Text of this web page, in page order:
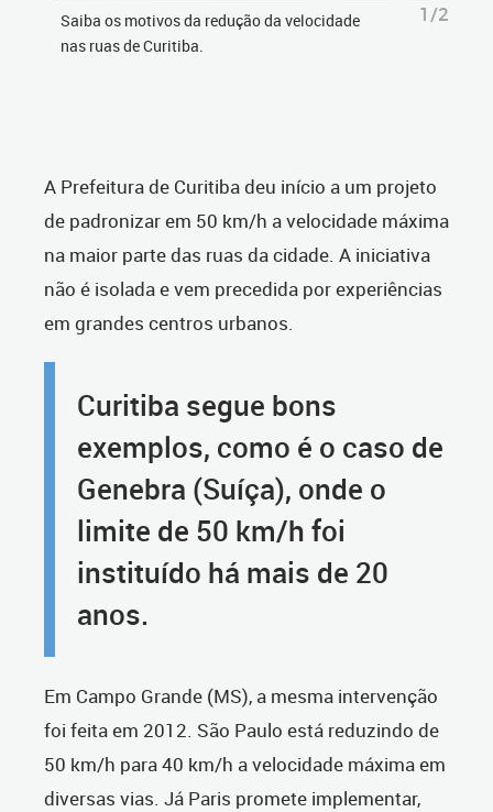
Saiba os motivos da redução da velocidade
nas ruas de Curitiba.
1/2
A Prefeitura de Curitiba deu início a um projeto
de padronizar em 50 km/h a velocidade máxima
na maior parte das ruas da cidade. A iniciativa
não é isolada e vem precedida por experiências
em grandes centros urbanos.
Curitiba segue bons
exemplos, como é o caso de
Genebra (Suíça), onde o
limite de 50 km/h foi
instituído há mais de 20
anos.
Em Campo Grande (MS), a mesma intervenção
foi feita em 2012. São Paulo está reduzindo de
50 km/h para 40 km/h a velocidade máxima em
diversas vias. Já Paris promete implementar,